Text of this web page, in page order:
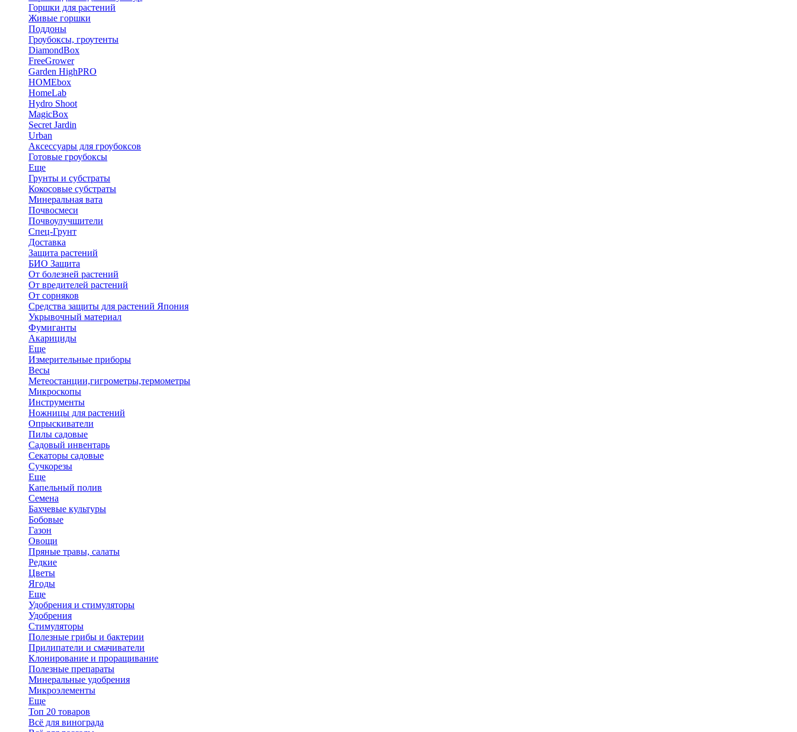
Горшки для растений
Живые горшки
Поддоны
Гроубоксы, гроутенты
DiamondBox
FreeGrower
Garden HighPRO
HOMEbox
HomeLab
Hydro Shoot
MagicBox
Secret Jardin
Urban
Аксессуары для гроубоксов
Готовые гроубоксы
Еще
Грунты и субстраты
Кокосовые субстраты
Минеральная вата
Почвосмеси
Почвоулучшители
Спец-Грунт
Доставка
Защита растений
БИО Защита
От болезней растений
От вредителей растений
От сорняков
Средства защиты для растений Япония
Укрывочный материал
Фумиганты
Акарициды
Еще
Измерительные приборы
Весы
Метеостанции,гигрометры,термометры
Микроскопы
Инструменты
Ножницы для растений
Опрыскиватели
Пилы садовые
Садовый инвентарь
Секаторы садовые
Сучкорезы
Еще
Капельный полив
Семена
Бахчевые культуры
Бобовые
Газон
Овощи
Пряные травы, салаты
Редкие
Цветы
Ягоды
Еще
Удобрения и стимуляторы
Удобрения
Стимуляторы
Полезные грибы и бактерии
Прилипатели и смачиватели
Клонирование и проращивание
Полезные препараты
Минеральные удобрения
Микроэлементы
Еще
Топ 20 товаров
Всё для винограда